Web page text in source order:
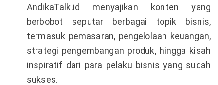
AndikaTalk.id menyajikan konten yang
berbobot seputar berbagai topik bisnis,
termasuk pemasaran, pengelolaan keuangan,
strategi pengembangan produk, hingga kisah
inspiratif dari para pelaku bisnis yang sudah
sukses.